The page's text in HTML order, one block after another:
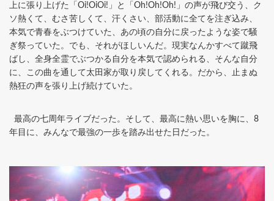
上に張り上げた「Oi!OiOi!」と「Oh!Oh!Oh!」の声が飛び交う、ク
ソ熱くて、むさ苦しくて、汗くさい、部活動に全てを注ぎ込み、
本気で青春をぶつけていた、あの頃の自分に戻ったような姿で騒
ぎ祭っていた。でも、それがほしいんだ。現実なんかすべて蹴飛
ばし、全身全霊でぶつかる自分を本気で認められる、そんな自分
に、この曲を通して太田家が取り戻してくれる。だから、止まぬ
熱狂の声を張り上げ続けていた。
最高の七周年ライブだった。そして、最高に熱い思いを胸に、8
年目に、みんなで最強の一歩を踏み出せた日だった。